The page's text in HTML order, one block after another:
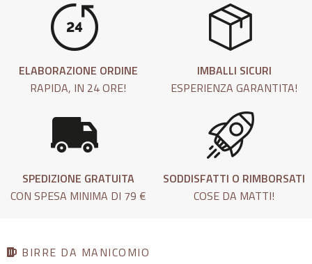
ELABORAZIONE ORDINE
RAPIDA, IN 24 ORE!
IMBALLI SICURI
ESPERIENZA GARANTITA!
SPEDIZIONE GRATUITA
CON SPESA MINIMA DI 79 €
SODDISFATTI O RIMBORSATI
COSE DA MATTI!
BIRRE DA MANICOMIO